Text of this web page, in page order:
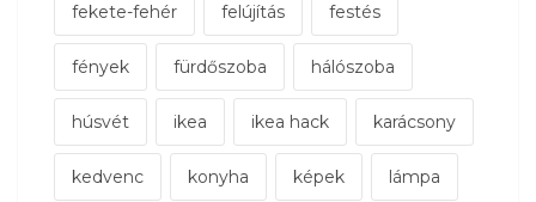
fekete-fehér felújítás festés
fények fürdőszoba hálószoba
húsvét ikea ikea hack karácsony
kedvenc konyha képek lámpa